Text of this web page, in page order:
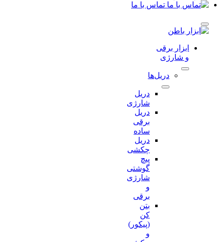
تماس با ما
ابزار برقی
و شارژی
دریل‌ها
دریل
شارژی
دریل
دریل
چکشی
گوشتی
شارژی
(پیکور)